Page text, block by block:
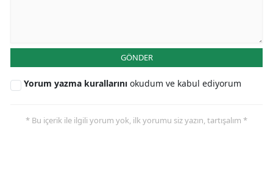
GÖNDER
Yorum yazma kurallarını okudum ve kabul ediyorum
* Bu içerik ile ilgili yorum yok, ilk yorumu siz yazın, tartışalım *